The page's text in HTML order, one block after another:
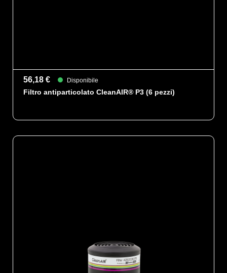
56,18 € Disponibile
Filtro antiparticolato CleanAIR® P3 (6 pezzi)